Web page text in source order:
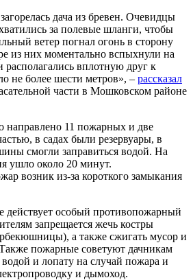
дача из бревен. Очевидцы
за полевые шланги, чтобы
ветер погнал огонь в сторону
из них моментально вспыхнули на
располагались вплотную друг к
не более шести метров», – рассказал
части в Мошковском районе
направлено 11 пожарных и две
в садах были резервуары, в
смогли заправиться водой. На
ушло около 20 минут.
возник из-за короткого замыкания
действует особый противопожарный
запрещается жечь костры
а также сжигать мусор и
пожарные советуют дачникам
водой и лопату на случай пожара и
и дымоход.